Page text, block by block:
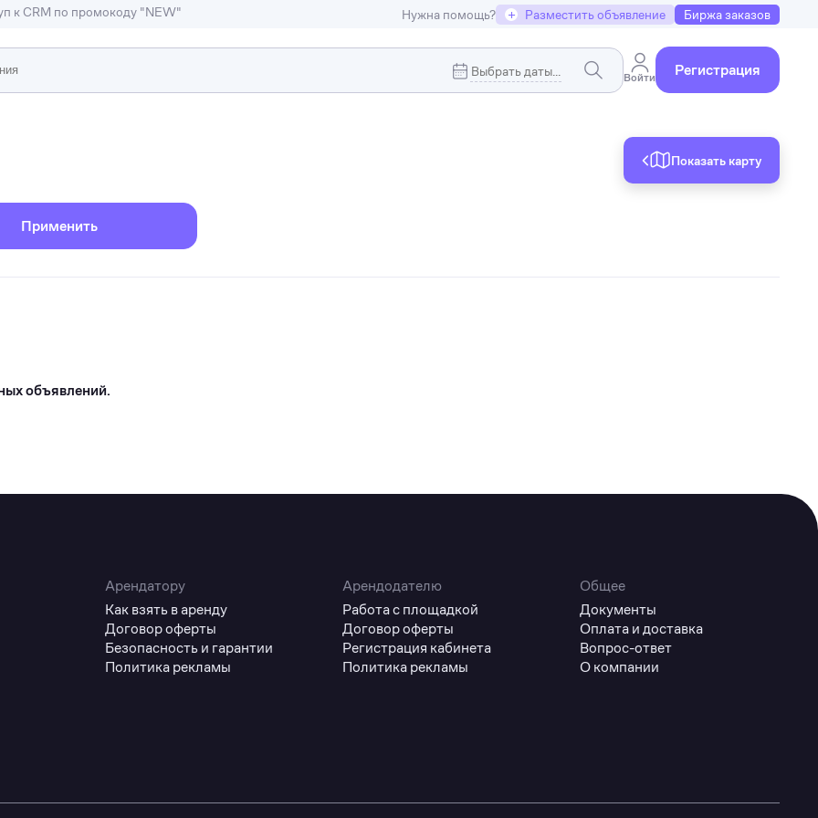
к CRM по промокоду "NEW" Нужна помощь? + Разместить объявление Биржа заказов
Войти Регистрация
Коммерческая недвижимость
Показать карту
Применить
объявлений.
Арендатору
Как взять в аренду
Договор оферты
Безопасность и гарантии
Политика рекламы
Арендодателю
Работа с площадкой
Договор оферты
Регистрация кабинета
Политика рекламы
Общее
Документы
Оплата и доставка
Вопрос-ответ
О компании